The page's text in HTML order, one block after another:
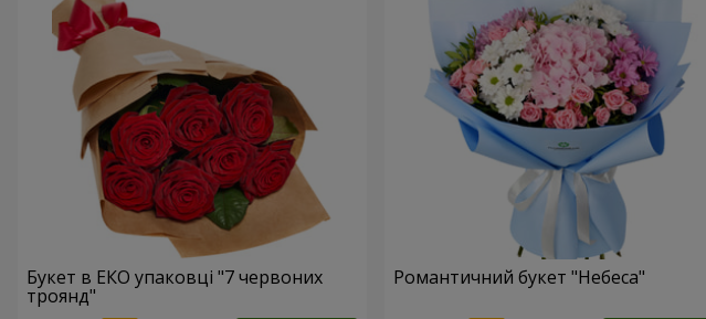
Букет в ЕКО упаковці "7 червоних
троянд"
Романтичний букет "Небеса"